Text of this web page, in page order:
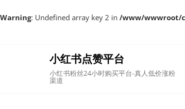
Warning: Undefined array key 2 in /www/wwwroot/
小红书点赞平台
小红书粉丝24小时购买平台-真人低价涨粉
渠道